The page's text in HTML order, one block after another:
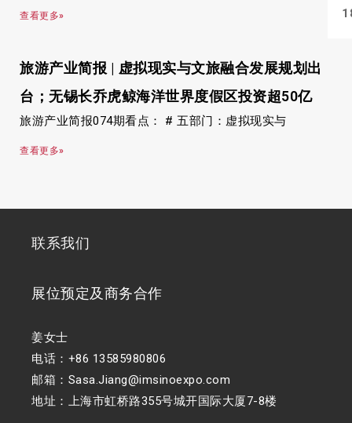
查看更多»
旅游产业简报 | 虚拟现实与文旅融合发展规划出
台；无锡长乔虎鲸海洋世界度假区投资超50亿
旅游产业简报074期看点： # 五部门：虚拟现实与
查看更多»
联系我们
展位预定及商务合作
姜女士
电话：+86 13585980806
邮箱：Sasa.Jiang@imsinoexpo.com
地址：上海市虹桥路355号城开国际大厦7-8楼